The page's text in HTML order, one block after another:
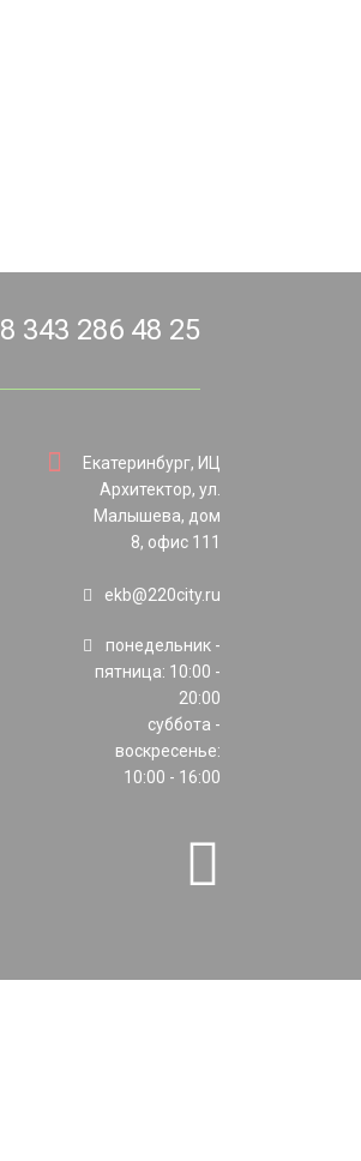
8 343 286 48 25
Екатеринбург, ИЦ
Архитектор, ул.
Малышева, дом
8, офис 111
ekb@220city.ru
понедельник -
пятница: 10:00 -
20:00
суббота -
воскресенье:
10:00 - 16:00